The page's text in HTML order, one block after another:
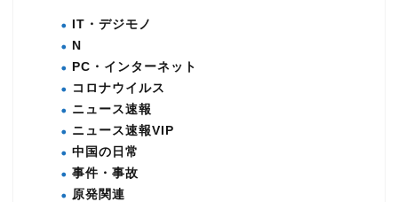
IT・デジモノ
N
PC・インターネット
コロナウイルス
ニュース速報
ニュース速報VIP
中国の日常
事件・事故
原発関連